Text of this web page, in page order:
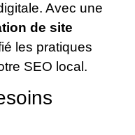
Avec une
de site
les pratiques
SEO local.